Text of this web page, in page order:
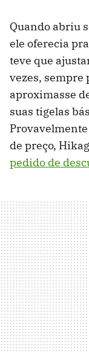
Quando abriu
ele oferecia
teve que
vezes, sempre
aproximasse
suas tigelas
de preço,
pedido de